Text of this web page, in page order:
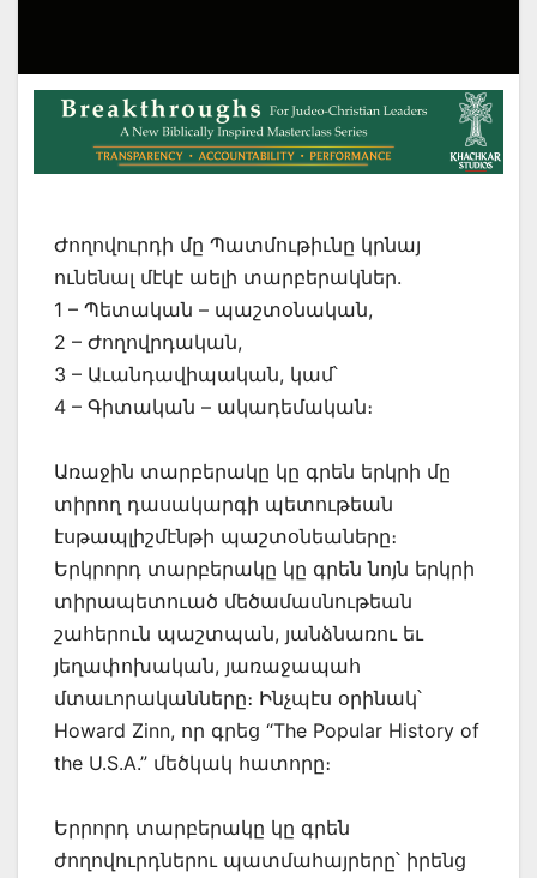
Ժողովուրդի մը Պատմութիւնը կրնայ
ունենալ մէկէ աելի տարբերակներ.
1 – Պետական – պաշտօնական,
2 – Ժողովրդական,
3 – Աւանդավիպական, կամ՝
4 – Գիտական – ակադեմական։
Առաջին տարբերակը կը գրեն երկրի մը
տիրող դասակարգի պետութեան
էսթապլիշմէնթի պաշտօնեաները։
Երկրորդ տարբերակը կը գրեն նոյն երկրի
տիրապետուած մեծամասնութեան
շահերուն պաշտպան, յանձնառու եւ
յեղափոխական, յառաջապահ
մտաւորականները։ Ինչպէս օրինակ՝
Howard Zinn, որ գրեց “The Popular History of
the U.S.A.” մեծկակ հատորը։
Երրորդ տարբերակը կը գրեն
ժողովուրդներու պատմահայրերը՝ իրենց